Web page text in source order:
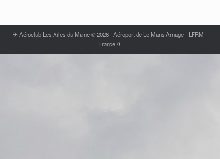
✈ Aéroclub Les Ailes du Maine © 2026 - Aéroport de Le Mans Arnage - LFRM -
France ✈